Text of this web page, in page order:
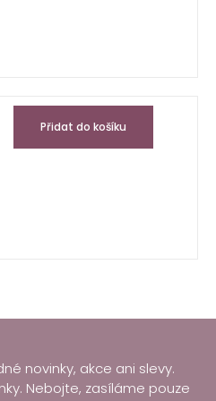
Přidat do košíku
novinky, akce ani slevy.
Nebojte, zasíláme pouze